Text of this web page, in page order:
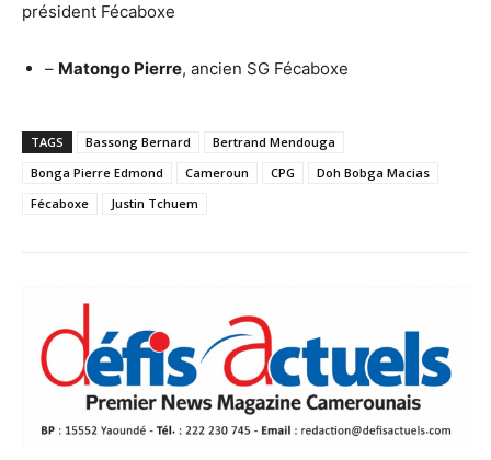
président Fécaboxe
– Matongo Pierre, ancien SG Fécaboxe
TAGS Bassong Bernard
Bertrand Mendouga
Bonga Pierre Edmond
Cameroun CPG
Doh Bobga Macias
Fécaboxe
Justin Tchuem